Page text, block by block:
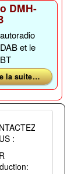
DMH-
et le
la suite …
: